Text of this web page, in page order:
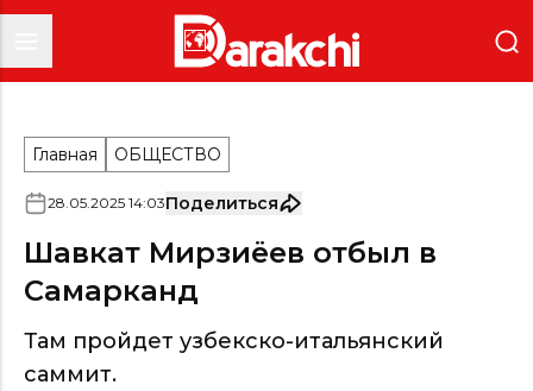
Главная ОБЩЕСТВО
28.05.2025 14:03Поделиться
Шавкат Мирзиёев отбыл в
Самарканд
Там пройдет узбекско-итальянский
саммит.